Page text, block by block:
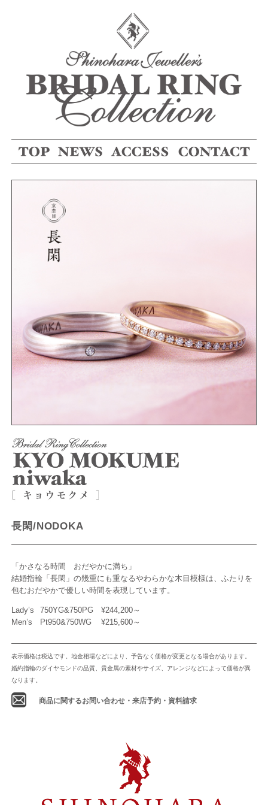
長閑/NODOKA
「かさなる時間 おだやかに満ち」
結婚指輪「長閑」の幾重にも重なるやわらかな木目模様は、ふたりを
包むおだやかで優しい時間を表現しています。
Lady’s 750YG&750PG
¥244,200～
Men’s
Pt950&750WG ¥215,600～
表示価格は税込です。地金相場などにより、予告なく価格が変更となる場合があります。
婚約指輪のダイヤモンドの品質、貴金属の素材やサイズ、アレンジなどによって価格が異
なります。
商品に関するお問い合わせ・来店予約・資料請求